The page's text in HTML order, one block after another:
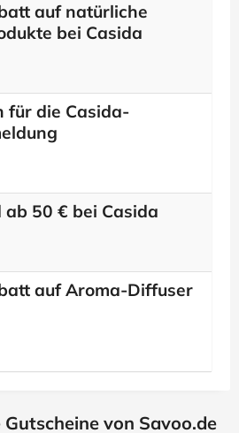
auf natürliche
bei Casida
für die Casida-
50 € bei Casida
auf Aroma-Diffuser
von Savoo.de